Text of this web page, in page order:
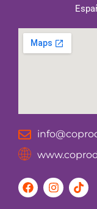
F
a
I
n
T
i